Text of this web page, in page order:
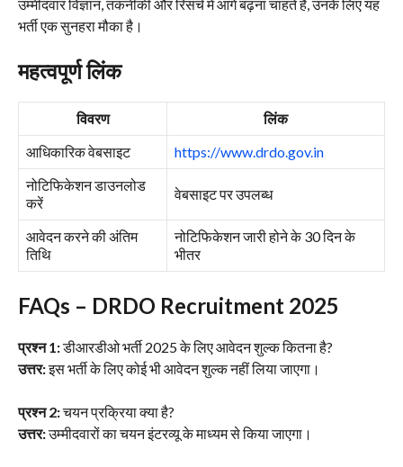
उम्मीदवार विज्ञान, तकनीकी और रिसर्च में आगे बढ़ना चाहते हैं, उनके लिए यह
भर्ती एक सुनहरा मौका है।
महत्वपूर्ण लिंक
विवरण
लिंक
आधिकारिक वेबसाइट
https://www.drdo.gov.in
नोटिफिकेशन डाउनलोड
करें
वेबसाइट पर उपलब्ध
आवेदन करने की अंतिम
तिथि
नोटिफिकेशन जारी होने के 30 दिन के
भीतर
FAQs – DRDO Recruitment 2025
प्रश्न 1:डीआरडीओ भर्ती 2025 के लिए आवेदन शुल्क कितना है?
उत्तर:इस भर्ती के लिए कोई भी आवेदन शुल्क नहीं लिया जाएगा।
प्रश्न 2:चयन प्रक्रिया क्या है?
उत्तर:उम्मीदवारों का चयन इंटरव्यू के माध्यम से किया जाएगा।